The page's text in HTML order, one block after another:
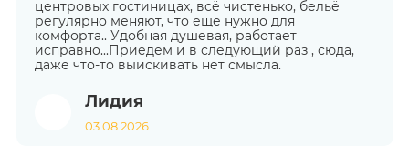
центровых гостиницах, всё чистенько, бельё
регулярно меняют, что ещё нужно для
комфорта.. Удобная душевая, работает
исправно...Приедем и в следующий раз , сюда,
даже что-то выискивать нет смысла.
Лидия
03.08.2026